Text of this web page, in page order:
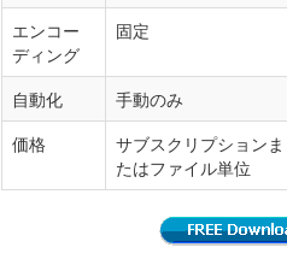
エンコー
ディング
固定
自動化
手動のみ
価格
サブスクリプションま
たはファイル単位